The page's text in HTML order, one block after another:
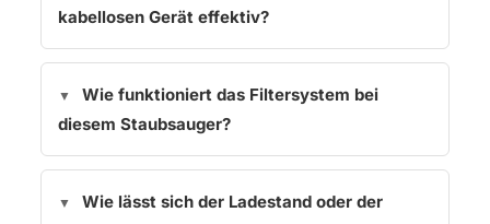
kabellosen Gerät effektiv?
Wie funktioniert das Filtersystem bei
diesem Staubsauger?
Wie lässt sich der Ladestand oder der